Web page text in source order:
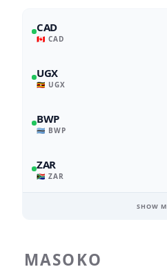
CAD
🇨🇦 CAD
UGX
🇺🇬 UGX
BWP
🇧🇼 BWP
ZAR
🇿🇦 ZAR
SHOW
MASOKO